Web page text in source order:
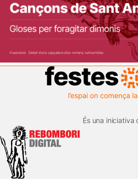
És una iniciativa